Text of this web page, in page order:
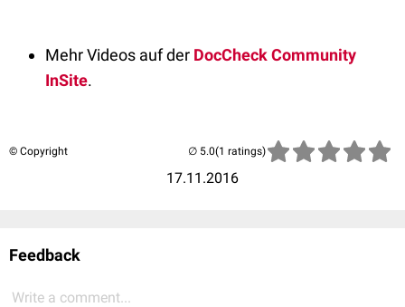
Mehr Videos auf der DocCheck Community
InSite.
© Copyright
17.11.2016
(1 ratings)
Feedback
Write a comment...